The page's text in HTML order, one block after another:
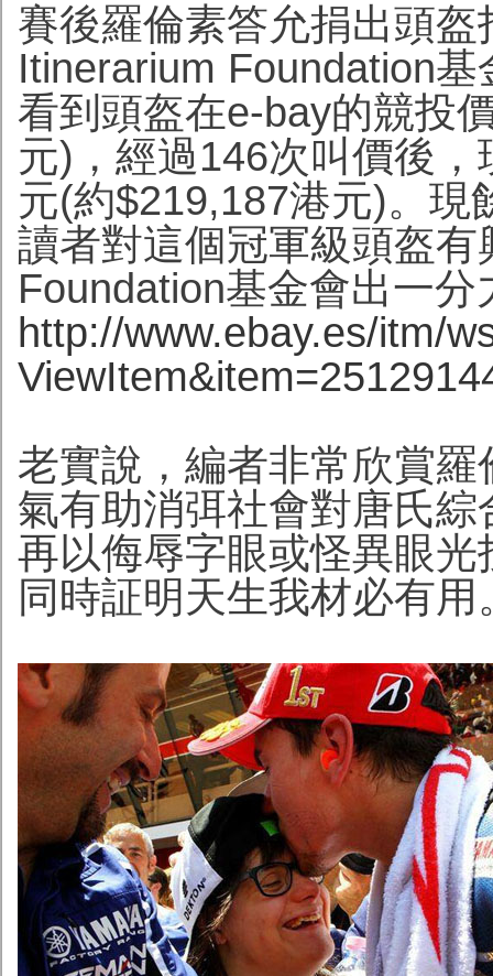
賽後羅倫素答允捐出頭
Itinerarium Foundation
看到頭盔在e-bay的競投
元)，經過146次叫價後
元(約$219,187港元)。現
讀者對這個冠軍級頭盔
Foundation基金會出一
http://www.ebay.es/itm/
老實說，編者非常欣賞
氣有助消弭社會對唐氏
再以侮辱字眼或怪異眼
同時証明天生我材必有用